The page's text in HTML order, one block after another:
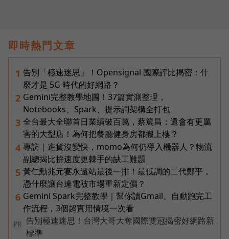
即時熱門文章
1 告別「極速迷思」！Opensignal 國際評比揭密：什
麼才是 5G 時代的好網路？
2 Gemini完整教學地圖！37篇實測整理，
Notebooks、Spark、提示詞架構全打包
3 全台最大全聯首日業績破百萬，蔡篤昌：還會有更厲
害的大型店！為何把餐廳健身房都搬上樓？
4 專訪｜進貨沒變快，momo為何仍導入機器人？物流
副總揭比拚速度更棘手的缺工難題
5 黃仁勳兆元宴永遠站最後一排！最低調的二代鄭平，
憑什麼讓台達電被市場重新定價？
6 Gemini Spark完整教學｜幫你讀Gmail、自動跑完工
作流程，3個超實用情境一次看
PR
告別極速迷思！台灣大哥大奪國際雙冠揭密好網路新
標準